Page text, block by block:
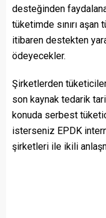
desteğinden
tüketimde sınırı
itibaren destekten
ödeyecekler.
Şirketlerden
son kaynak tedarik
konuda serbest
isterseniz EPDK
şirketleri ile ikili